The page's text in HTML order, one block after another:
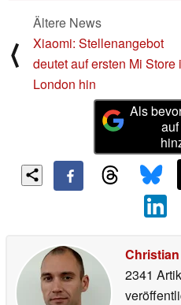
⟨
Ältere News
Xiaomi: Stellenangebot
deutet auf ersten Mi Store
London hin
Als
2341